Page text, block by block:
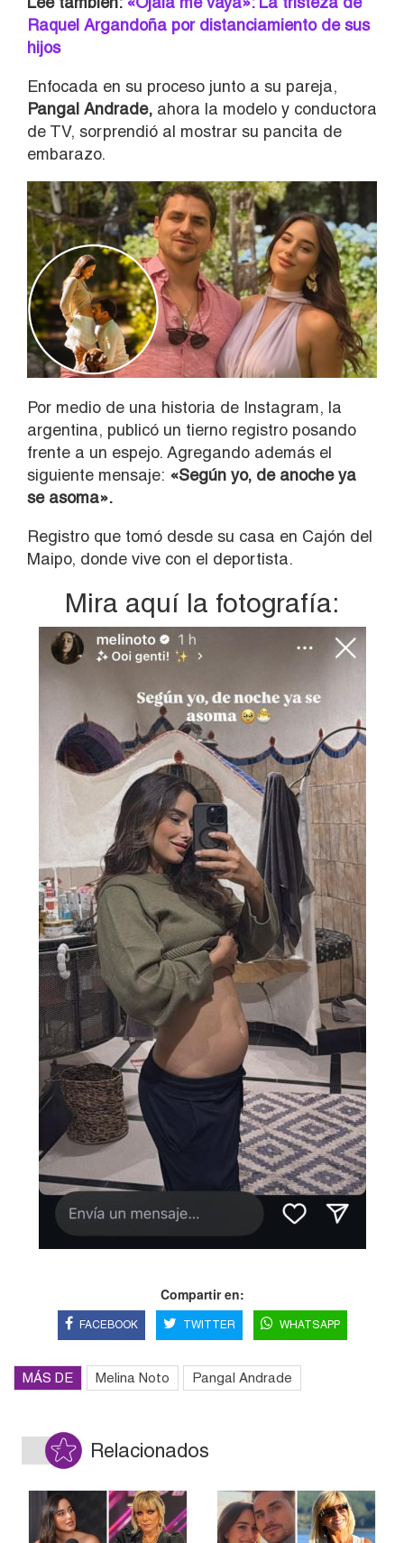
Raquel Argandoña por distanciamiento de sus
hijos
Enfocada en su proceso junto a su pareja,
Pangal Andrade, ahora la modelo y conductora
de TV, sorprendió al mostrar su pancita de
embarazo.
Por medio de una historia de Instagram, la
argentina, publicó un tierno registro posando
frente a un espejo. Agregando además el
siguiente mensaje: «Según yo, de anoche ya
se asoma».
Registro que tomó desde su casa en Cajón del
Maipo, donde vive con el deportista.
Mira aquí la fotografía:
Compartir en:
FACEBOOK TWITTER WHATSAPP
MÁS DE Melina Noto Pangal Andrade
Relacionados